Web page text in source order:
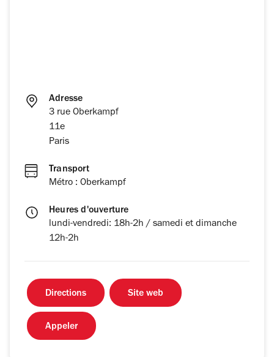
Adresse
3 rue Oberkampf
11e
Paris
Transport
Métro : Oberkampf
Heures d'ouverture
lundi-vendredi: 18h-2h / samedi et dimanche
12h-2h
Directions Site web
Appeler